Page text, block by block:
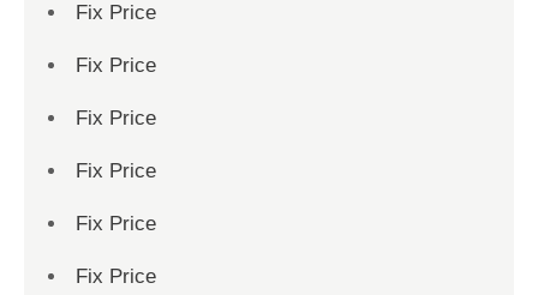
Fix Price
Fix Price
Fix Price
Fix Price
Fix Price
Fix Price